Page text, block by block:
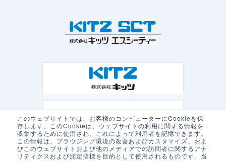
このウェブサイトでは、お客様のコンピューターにCookieを保
存します。このCookieは、ウェブサイトの利用に関する情報を
収集するために使用され、これによって利用者を記憶できます。
この情報は、ブラウジング環境の改善およびカスタマイズ、およ
びこのウェブサイトおよび他のメディアでの訪問者に関するアナ
リティクスおよび測定指標を目的として使用されるものです。当